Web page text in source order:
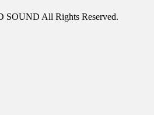
SOUND All Rights Reserved.